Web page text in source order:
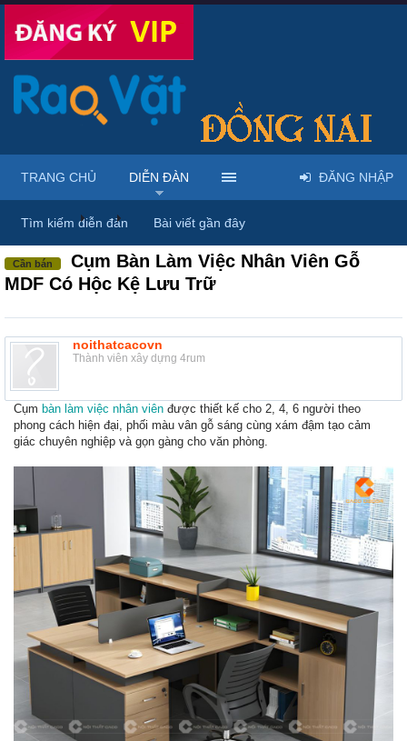
Diễn đàn ... Nội thất & Ngoại thất
Cần bán
Cụm Bàn Làm Việc Nhân Viên Gỗ
MDF Có Hộc Kệ Lưu Trữ
noithatcacovn
Thành viên xây dựng 4rum
Cụm bàn làm việc nhân viên được thiết kế cho 2, 4, 6 người theo
phong cách hiện đại, phối màu vân gỗ sáng cùng xám đậm tạo cảm
giác chuyên nghiệp và gọn gàng cho văn phòng.
TRANG CHỦ DIỄN ĐÀN
Tìm kiếm diễn đàn Bài viết gần đây
ĐĂNG NHẬP